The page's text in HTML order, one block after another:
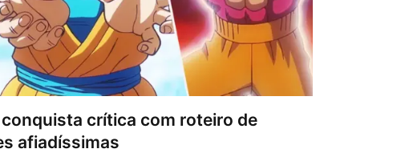
conquista crítica com roteiro de
afiadíssimas